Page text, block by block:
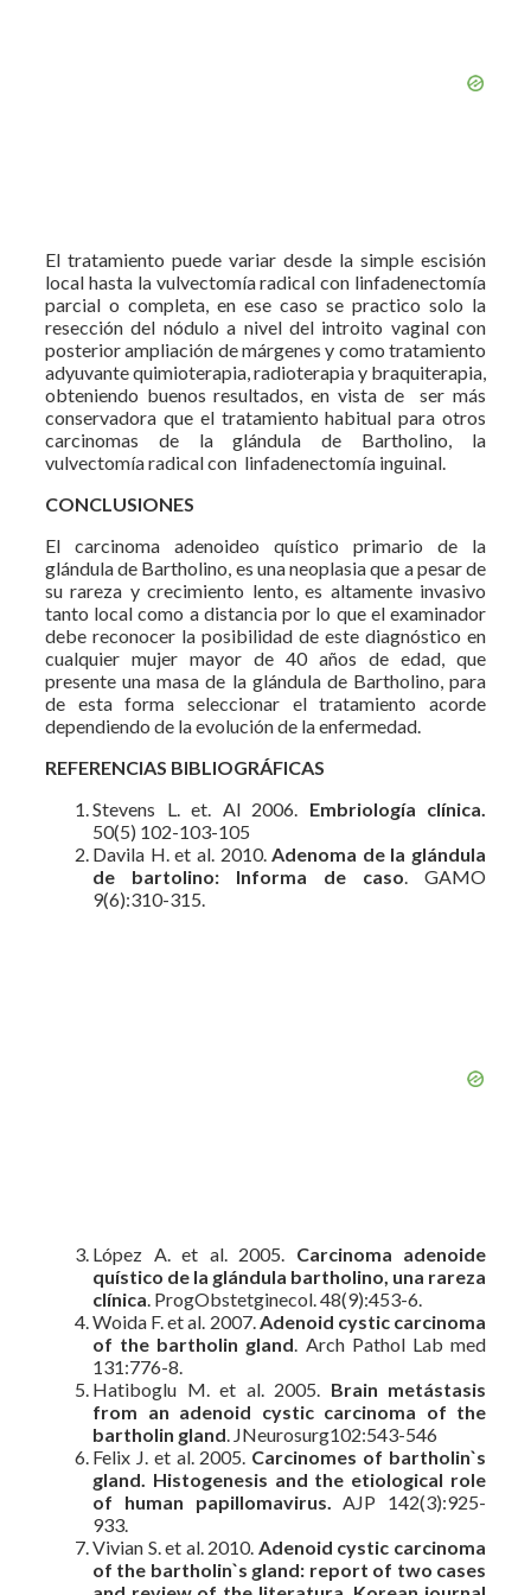
El tratamiento puede variar desde la simple escisión
local hasta la vulvectomía radical con linfadenectomía
parcial o completa, en ese caso se practico solo la
resección del nódulo a nivel del introito vaginal con
posterior ampliación de márgenes y como tratamiento
adyuvante quimioterapia, radioterapia y braquiterapia,
obteniendo buenos resultados, en vista de ser más
conservadora que el tratamiento habitual para otros
carcinomas de la glándula de Bartholino, la
vulvectomía radical con linfadenectomía inguinal.
CONCLUSIONES
El carcinoma adenoideo quístico primario de la
glándula de Bartholino, es una neoplasia que a pesar de
su rareza y crecimiento lento, es altamente invasivo
tanto local como a distancia por lo que el examinador
debe reconocer la posibilidad de este diagnóstico en
cualquier mujer mayor de 40 años de edad, que
presente una masa de la glándula de Bartholino, para
de esta forma seleccionar el tratamiento acorde
dependiendo de la evolución de la enfermedad.
REFERENCIAS BIBLIOGRÁFICAS
Stevens L. et. Al 2006. Embriología clínica.
50(5) 102-103-105
Davila H. et al. 2010.Adenoma de la glándula
de bartolino: Informa de caso. GAMO
9(6):310-315.
López A. et al. 2005. Carcinoma adenoide
quístico de la glándula bartholino, una rareza
clínica. ProgObstetginecol. 48(9):453-6.
Woida F. et al. 2007.Adenoid cystic carcinoma
of the bartholin gland. Arch Pathol Lab med
131:776-8.
Hatiboglu M. et al. 2005. Brain metástasis
from an adenoid cystic carcinoma of the
bartholin gland. JNeurosurg102:543-546
Felix J. et al. 2005. Carcinomes of bartholin`s
gland. Histogenesis and the etiological role
of human papillomavirus. AJP 142(3):925-
933.
Vivian S. et al. 2010. Adenoid cystic carcinoma
of the bartholin`s gland: report of two cases